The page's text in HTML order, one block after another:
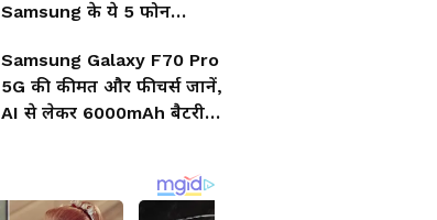
Samsung के ये 5 फोन
Samsung Galaxy F70 Pro
5G की कीमत और फीचर्स जानें,
AI से लेकर 6000mAh बैटरी